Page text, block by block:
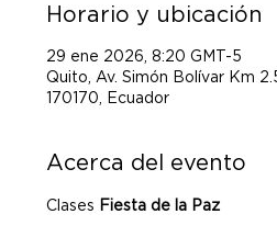
Horario y ubicación
29 ene 2026, 8:20 GMT-5
Quito, Av. Simón Bolívar Km
170170, Ecuador
Acerca del evento
Clases Fiesta de la Paz